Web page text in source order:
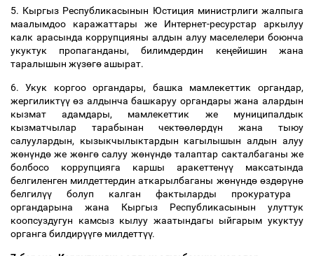
5. Кыргыз Республикасынын Юстиция министрлиги жалпыга
маалымдоо каражаттары же Интернет-ресурстар аркылуу
калк арасында коррупцияны алдын алуу маселелери боюнча
укуктук пропаганданы, билимдердин кеңейишин жана
таралышын жүзөгөашырат.
6. Укук коргоо органдары, башка мамлекеттик органдар,
жергиликтүү өз алдынча башкаруу органдары жана алардын
кызмат адамдары, мамлекеттик же муниципалдык
кызматчылар тарабынан чектөөлөрдүн жана тыюу
салуулардын, кызыкчылыктардын кагылышын алдын алуу
жөнүндө же жөнгөсалуу жөнүндөталаптар сакталбаганы же
болбосо коррупцияга каршы аракеттенүү максатында
белгиленген милдеттердин аткарылбаганы жөнүндө өздөрүнө
белгилүү болуп калган фактыларды прокуратура
органдарына жана Кыргыз Республикасынын улуттук
коопсуздугун камсыз кылуу жаатындагы ыйгарым укуктуу
органга билдирүүгө милдеттүү.